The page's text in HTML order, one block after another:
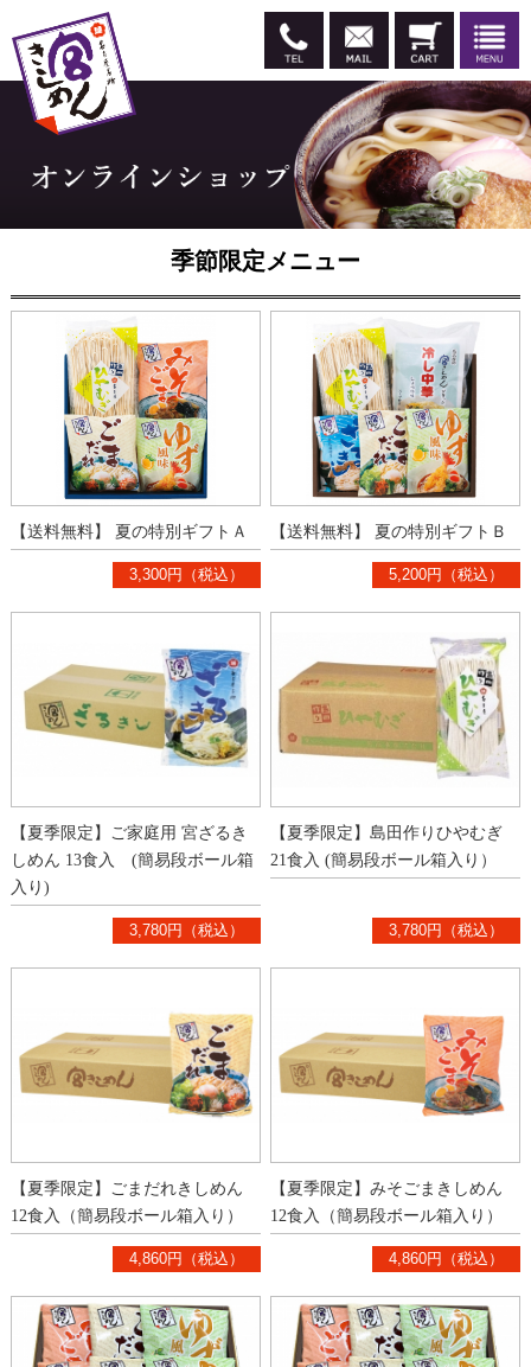
季節限定メニュー
【送料無料】 夏の特別ギフトＡ
3,300円（税込）
【送料無料】 夏の特別ギフトＢ
5,200円（税込）
【夏季限定】ご家庭用 宮ざるき
しめん 13食入 (簡易段ボール箱
入り)
3,780円（税込）
【夏季限定】島田作りひやむぎ
21食入 (簡易段ボール箱入り）
3,780円（税込）
【夏季限定】ごまだれきしめん
12食入（簡易段ボール箱入り）
4,860円（税込）
【夏季限定】みそごまきしめん
12食入（簡易段ボール箱入り）
4,860円（税込）